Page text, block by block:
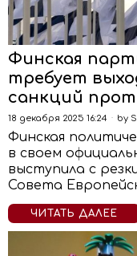
Финская
требует
санкций
18 декабря 2025 16:24 by
Финская
в своем
выступила с
Совета
ЧИТАТЬ ДАЛЕЕ